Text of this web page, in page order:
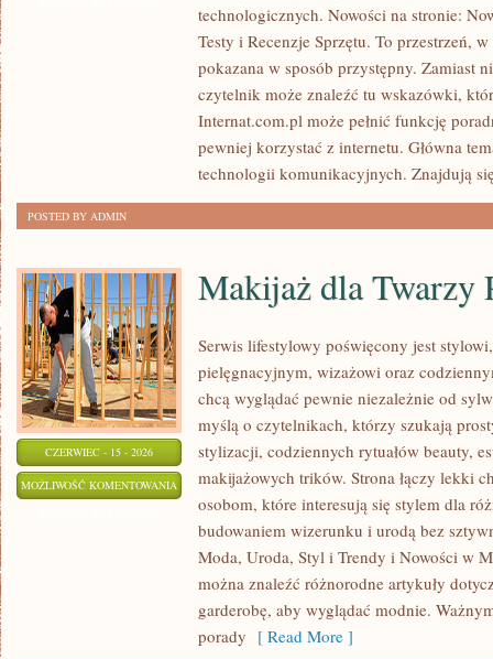
TECHNOLOGIE
technologicznych. Nowości na stronie:
Testy i Recenzje Sprzętu. To przestrzeń,
pokazana w sposób przystępny. Zamiast
czytelnik może znaleźć tu wskazówki,
Internat.com.pl może pełnić funkcję
pewniej korzystać z internetu. Główna
technologii komunikacyjnych. Znajdują
POSTED BY ADMIN
CZERWIEC - 15 - 2026
MOŻLIWOŚĆ KOMENTOWANIA MAKIJAŻ
TWARZY
PLUS
SIZE
Makijaż dla Twarzy
Serwis lifestylowy poświęcony jest
pielęgnacyjnym, wizażowi oraz
chcą wyglądać pewnie niezależnie od
myślą o czytelnikach, którzy szukają
stylizacji, codziennych rytuałów beauty,
makijażowych trików. Strona łączy lekki
osobom, które interesują się stylem dla
budowaniem wizerunku i urodą bez
Moda, Uroda, Styl i Trendy i Nowości w
można znaleźć różnorodne artykuły
garderobę, aby wyglądać modnie.
porady [ Read More ]